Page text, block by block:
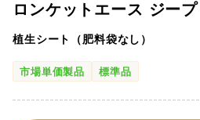
ロンケットエース ジープ
植生シート（肥料袋なし）
市場単価製品 標準品